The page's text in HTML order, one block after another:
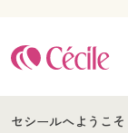
セシールへようこそ